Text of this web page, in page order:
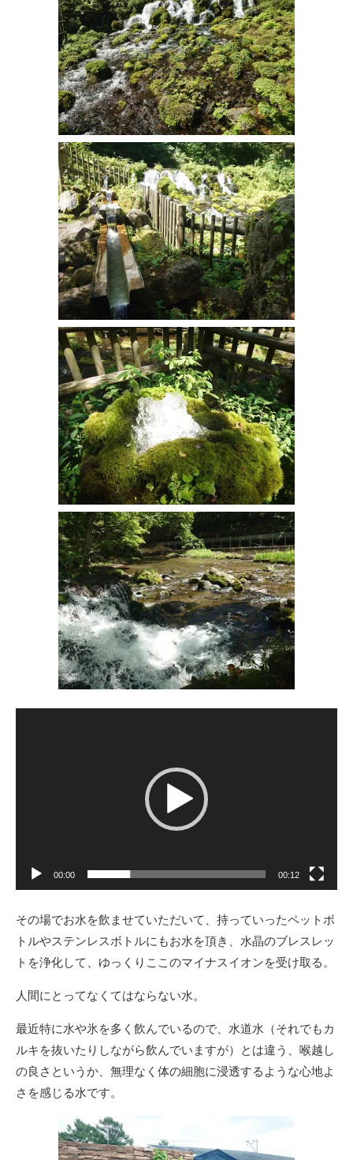
00:00 00:12
その場でお水を飲ませていただいて、持っていったペットボ
トルやステンレスボトルにもお水を頂き、水晶のブレスレッ
トを浄化して、ゆっくりここのマイナスイオンを受け取る。
人間にとってなくてはならない水。
最近特に水や氷を多く飲んでいるので、水道水（それでもカ
ルキを抜いたりしながら飲んでいますが）とは違う、喉越し
の良さというか、無理なく体の細胞に浸透するような心地よ
さを感じる水です。